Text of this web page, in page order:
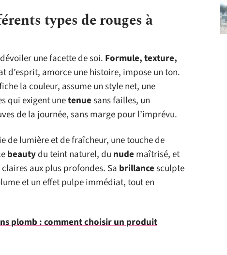
types de rouges à
une facette de soi. Formule, texture,
d’esprit, amorce une histoire, impose un ton.
la couleur, assume un style net, une
qui exigent unetenuesans failles, un
de la journée, sans marge pour l’imprévu.
de lumière et de fraîcheur, une touche de
beautydu teint naturel, du nude maîtrisé, et
aux plus profondes. Sa brillancesculpte
et un effet pulpe immédiat, tout en
plomb : comment choisir un produit